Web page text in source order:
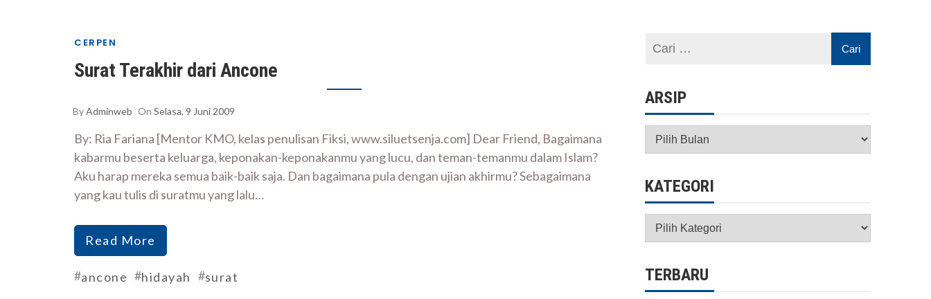
CERPEN
Surat Terakhir dari Ancone
ByAdminweb On Selasa, 9 Juni 2009
By: Ria Fariana [Mentor KMO, kelas penulisan Fiksi, www.siluetsenja.com] Dear Friend, Bagaimana
kabarmu beserta keluarga, keponakan-keponakanmu yang lucu, dan teman-temanmu dalam Islam?
Aku harap mereka semua baik-baik saja. Dan bagaimana pula dengan ujian akhirmu? Sebagaimana
yang kau tulis di suratmu yang lalu…
Read More
#ancone #hidayah #surat
ARSIP
Arsip
KATEGORI
Kategori
TERBARU